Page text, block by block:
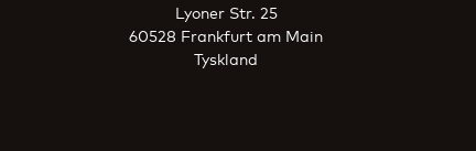
Lyoner Str. 25
60528 Frankfurt am Main
Tyskland